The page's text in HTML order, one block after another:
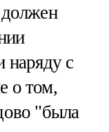
должен
наряду с
о том,
"была